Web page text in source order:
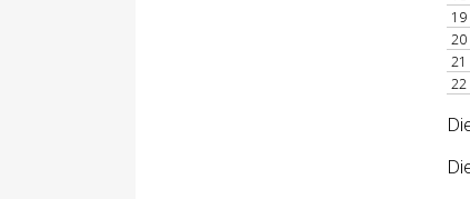
19
20
21
22